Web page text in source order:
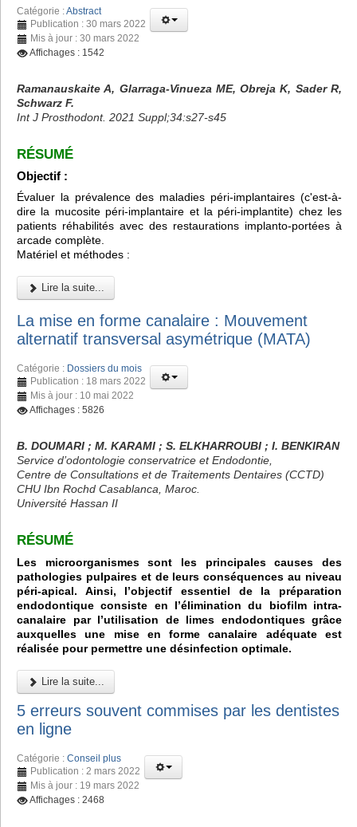
Catégorie :Abstract
Publication : 30 mars 2022
Mis à jour : 30 mars 2022
Affichages : 1542
Ramanauskaite A, Glarraga-Vinueza ME, Obreja K, Sader R,
Schwarz F.
Int J Prosthodont. 2021 Suppl;34:s27-s45
RÉSUMÉ
Objectif :
Évaluer la prévalence des maladies péri-implantaires (c'est-à-
dire la mucosite péri-implantaire et la péri-implantite) chez les
patients réhabilités avec des restaurations implanto-portées à
arcade complète.
Matériel et méthodes :
Lire la suite...
La mise en forme canalaire : Mouvement
alternatif transversal asymétrique (MATA)
Catégorie : Dossiers du mois
Publication : 18 mars 2022
Mis à jour : 10 mai 2022
Affichages : 5826
B. DOUMARI ; M. KARAMI ; S. ELKHARROUBI ; I. BENKIRAN
Service d’odontologie conservatrice et Endodontie,
Centre de Consultations et de Traitements Dentaires (CCTD)
CHU Ibn Rochd Casablanca, Maroc.
Université Hassan II
RÉSUMÉ
Les microorganismes sont les principales causes des
pathologies pulpaires et de leurs conséquences au niveau
péri-apical. Ainsi, l’objectif essentiel de la préparation
endodontique consiste en l’élimination du biofilm intra-
canalaire par l’utilisation de limes endodontiques grâce
auxquelles une mise en forme canalaire adéquate est
réalisée pour permettre une désinfection optimale.
Lire la suite...
5 erreurs souvent commises par les dentistes
en ligne
Catégorie : Conseil plus
Publication : 2 mars 2022
Mis à jour : 19 mars 2022
Affichages : 2468